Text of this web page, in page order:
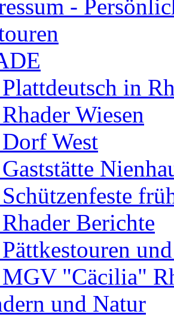
-
Plattdeutsch in
Rhader Wiesen
Dorf West
Gaststätte
Schützenfeste
Rhader Berichte
Pättkestouren
MGV "Cäcilia"
und Natur